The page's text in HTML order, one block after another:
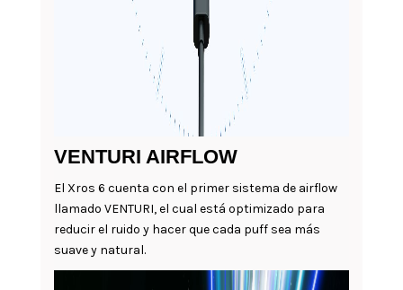
VENTURI AIRFLOW
El Xros 6 cuenta con el primer sistema de airflow
llamado VENTURI, el cual está optimizado para
reducir el ruido y hacer que cada puff sea más
suave y natural.